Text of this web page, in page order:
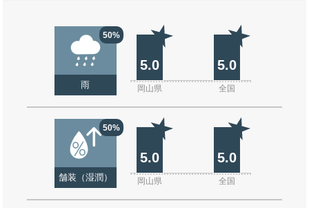
50%
雨
5.0 5.0
岡山県 全国
50%
舗装（湿潤）
5.0 5.0
岡山県 全国